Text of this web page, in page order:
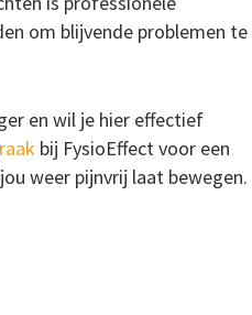
om blijvende problemen te
en wil je hier effectief
bij FysioEffect voor een
weer pijnvrij laat bewegen.